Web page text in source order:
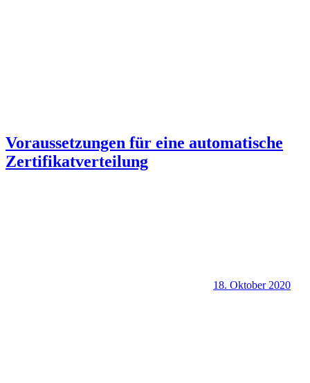
Voraussetzungen für eine automatische
Zertifikatverteilung
18. Oktober 2020